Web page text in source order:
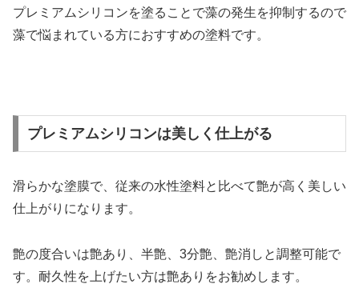
プレミアムシリコンを塗ることで藻の発生を抑制するので
藻で悩まれている方におすすめの塗料です。
プレミアムシリコンは美しく仕上がる
滑らかな塗膜で、従来の水性塗料と比べて艶が高く美しい
仕上がりになります。
艶の度合いは艶あり、半艶、3分艶、艶消しと調整可能で
す。耐久性を上げたい方は艶ありをお勧めします。